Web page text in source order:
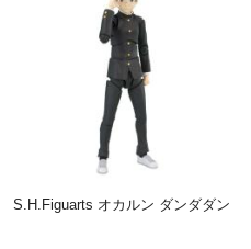
S.H.Figuarts オカルン ダンダダン